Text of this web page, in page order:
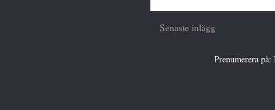
Senaste inlägg
Prenumerera på: